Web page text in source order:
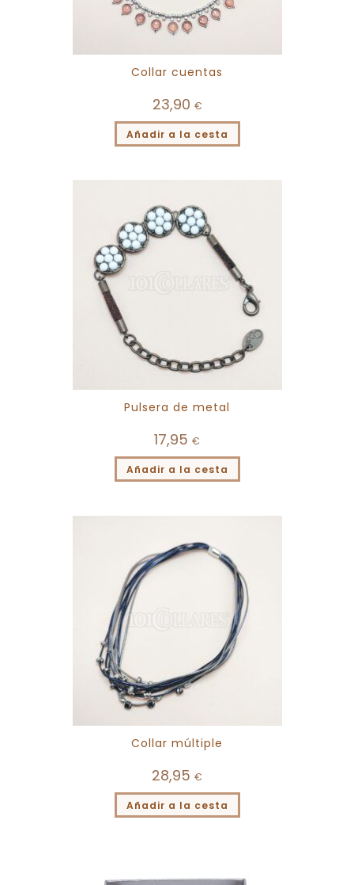
Collar cuentas
23,90 €
Añadir a la cesta
Pulsera de metal
17,95 €
Añadir a la cesta
Collar múltiple
28,95 €
Añadir a la cesta